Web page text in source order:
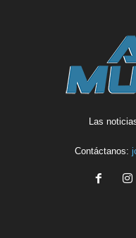
Las
Contáctanos: